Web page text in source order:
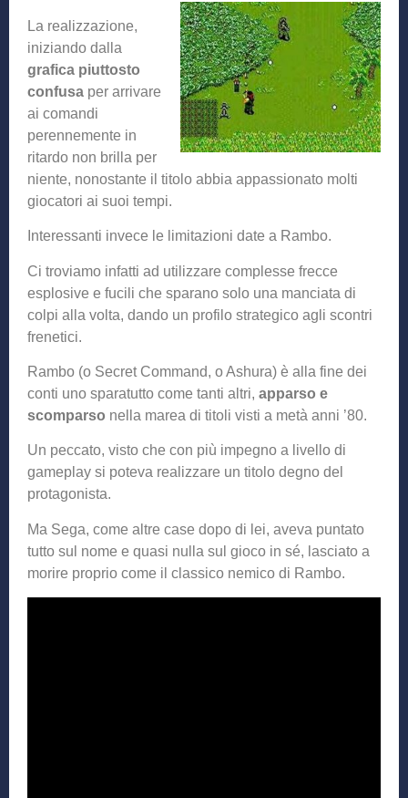
La realizzazione,
iniziando dalla
grafica piuttosto
confusa per arrivare
ai comandi
perennemente in
ritardo non brilla per
niente, nonostante il titolo abbia appassionato molti
giocatori ai suoi tempi.
Interessanti invece le limitazioni date a Rambo.
Ci troviamo infatti ad utilizzare complesse frecce
esplosive e fucili che sparano solo una manciata di
colpi alla volta, dando un profilo strategico agli scontri
frenetici.
Rambo (o Secret Command, o Ashura) è alla fine dei
conti uno sparatutto come tanti altri, apparso e
scomparso nella marea di titoli visti a metà anni ’80.
Un peccato, visto che con più impegno a livello di
gameplay si poteva realizzare un titolo degno del
protagonista.
Ma Sega, come altre case dopo di lei, aveva puntato
tutto sul nome e quasi nulla sul gioco in sé, lasciato a
morire proprio come il classico nemico di Rambo.